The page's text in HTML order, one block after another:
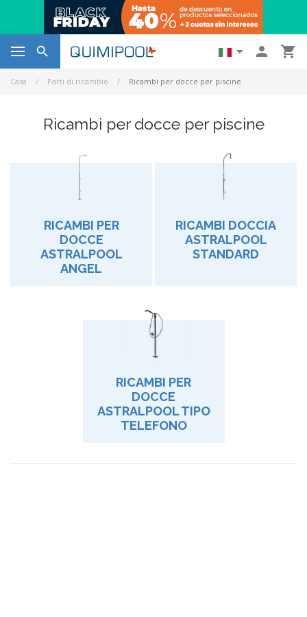
   
Casa Parti di ricambio Ricambi per docce per piscine
Ricambi per docce per piscine
RICAMBI PER
DOCCE
ASTRALPOOL
ANGEL
RICAMBI DOCCIA
ASTRALPOOL
STANDARD
RICAMBI PER
DOCCE
ASTRALPOOL TIPO
TELEFONO